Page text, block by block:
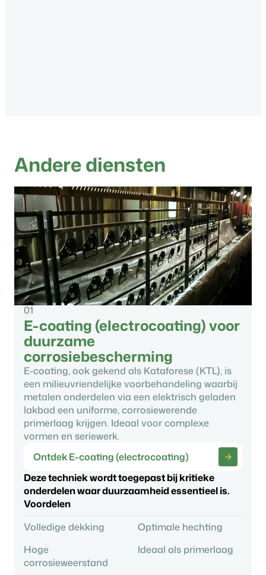
Andere diensten
01
E-coating (electrocoating) voor
duurzame
corrosiebescherming
E-coating, ook gekend als Kataforese (KTL), is
een milieuvriendelijke voorbehandeling waarbij
metalen onderdelen via een elektrisch geladen
lakbad een uniforme, corrosiewerende
primerlaag krijgen. Ideaal voor complexe
vormen en seriewerk.
Ontdek E-coating (electrocoating)
Deze techniek wordt toegepast bij kritieke
onderdelen waar duurzaamheid essentieel is.
Voordelen
Volledige dekking
Optimale hechting
Hoge
corrosieweerstand
Ideaal als primerlaag